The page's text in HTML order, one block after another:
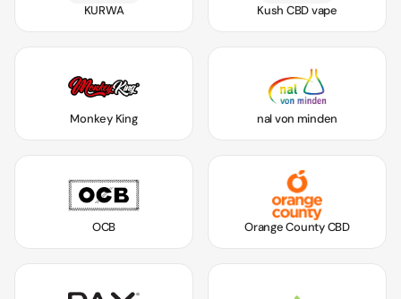
KURWA Kush CBD vape
Monkey King nal von minden
OCB Orange County CBD